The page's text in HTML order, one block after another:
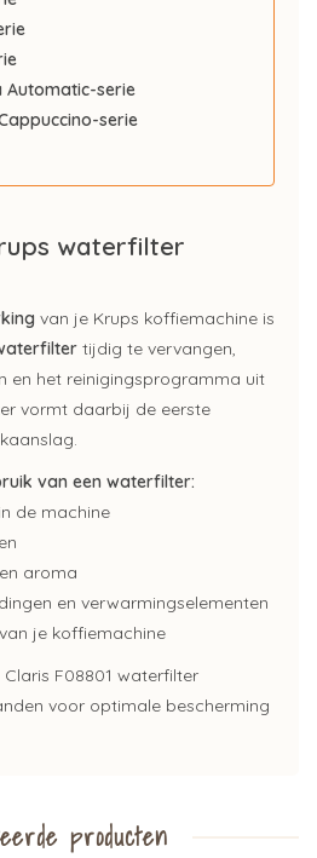
Automatic-serie
serie
waterfilter
van je Krups koffiemachine is
tijdig te vervangen,
en het reinigingsprogramma uit
vormt daarbij de eerste
van een waterfilter:
de machine
aroma
en verwarmingselementen
je koffiemachine
F08801 waterfilter
voor optimale bescherming
producten